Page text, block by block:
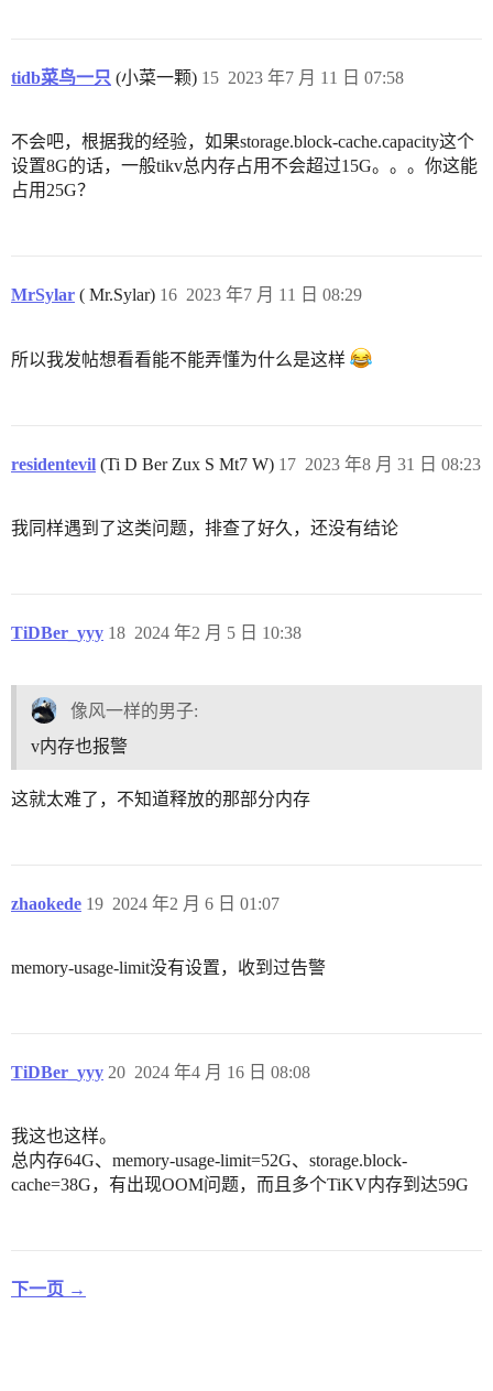
tidb菜鸟一只 (小菜一颗) 2023 年7 月 11 日 07:58
15
不会吧，根据我的经验，如果storage.block-cache.capacity这个
设置8G的话，一般tikv总内存占用不会超过15G。。。你这能
占用25G？
MrSylar ( Mr.Sylar) 2023 年7 月 11 日 08:29
16
所以我发帖想看看能不能弄懂为什么是这样
residentevil (Ti D Ber Zux S Mt7 W) 2023 年8 月 31 日 08:23
17
我同样遇到了这类问题，排查了好久，还没有结论
TiDBer_yyy 2024 年2 月 5 日 10:38
18
像风一样的男子:
v内存也报警
这就太难了，不知道释放的那部分内存
zhaokede 2024 年2 月 6 日 01:07
19
memory-usage-limit没有设置，收到过告警
TiDBer_yyy 2024 年4 月 16 日 08:08
20
我这也这样。
总内存64G、memory-usage-limit=52G、storage.block-
cache=38G，有出现OOM问题，而且多个TiKV内存到达59G
下一页 →